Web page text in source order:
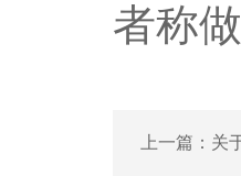
者称
上一篇： 关